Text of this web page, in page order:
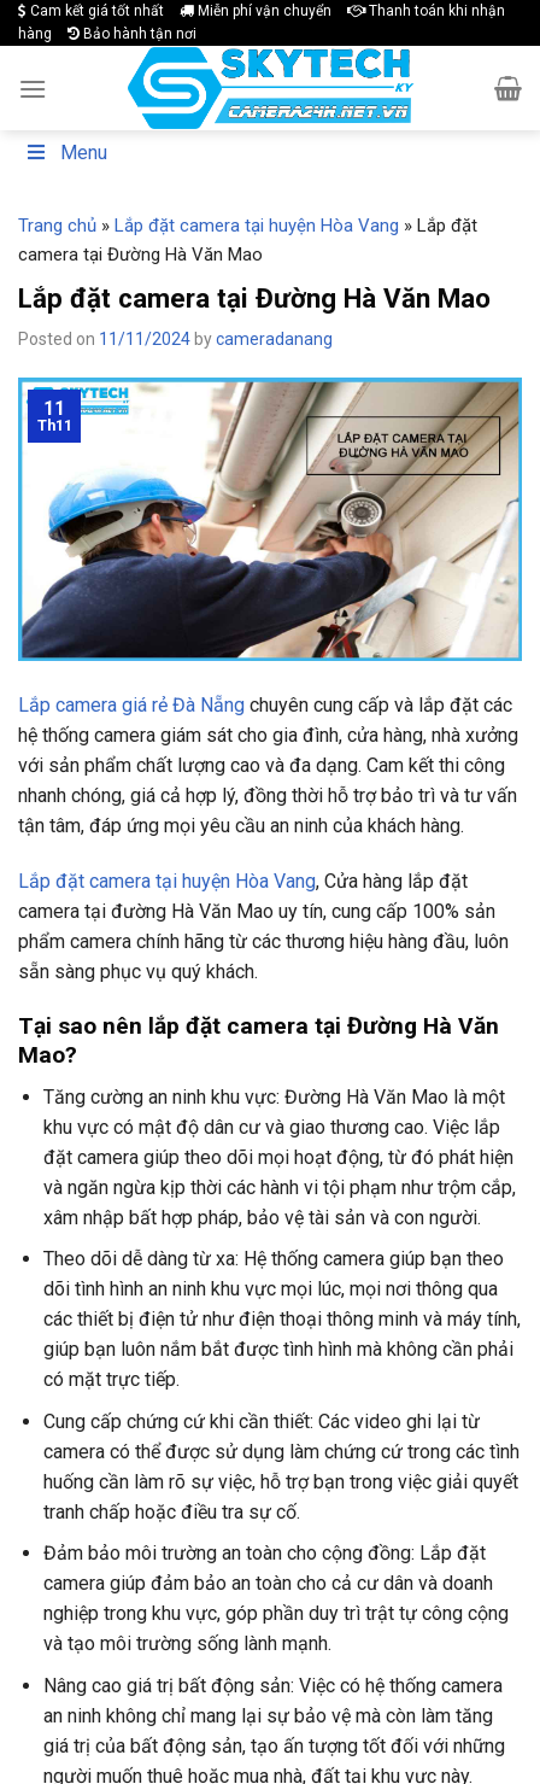
Skip
to
Cam kết giá tốt nhất Miễn phí vận chuyển
Thanh toán khi nhận
hàng
Bảo hành tận nơi
Menu
Trang chủ » Lắp đặt camera tại huyện Hòa Vang » Lắp đặt
camera tại Đường Hà Văn Mao
Lắp đặt camera tại Đường Hà Văn Mao
Posted on 11/11/2024 bycameradanang
11
Th11
Lắp camera giá rẻ Đà Nẵng chuyên cung cấp và lắp đặt các
hệ thống camera giám sát cho gia đình, cửa hàng, nhà xưởng
với sản phẩm chất lượng cao và đa dạng. Cam kết thi công
nhanh chóng, giá cả hợp lý, đồng thời hỗ trợ bảo trì và tư vấn
tận tâm, đáp ứng mọi yêu cầu an ninh của khách hàng.
Lắp đặt camera tại huyện Hòa Vang, Cửa hàng lắp đặt
camera tại đường Hà Văn Mao uy tín, cung cấp 100% sản
phẩm camera chính hãng từ các thương hiệu hàng đầu, luôn
sẵn sàng phục vụ quý khách.
Tại sao nên lắp đặt camera tại Đường Hà Văn
Mao?
Tăng cường an ninh khu vực: Đường Hà Văn Mao là một
khu vực có mật độ dân cư và giao thương cao. Việc lắp
đặt camera giúp theo dõi mọi hoạt động, từ đó phát hiện
và ngăn ngừa kịp thời các hành vi tội phạm như trộm cắp,
xâm nhập bất hợp pháp, bảo vệ tài sản và con người.
Theo dõi dễ dàng từ xa: Hệ thống camera giúp bạn theo
dõi tình hình an ninh khu vực mọi lúc, mọi nơi thông qua
các thiết bị điện tử như điện thoại thông minh và máy tính,
giúp bạn luôn nắm bắt được tình hình mà không cần phải
có mặt trực tiếp.
Cung cấp chứng cứ khi cần thiết: Các video ghi lại từ
camera có thể được sử dụng làm chứng cứ trong các tình
huống cần làm rõ sự việc, hỗ trợ bạn trong việc giải quyết
tranh chấp hoặc điều tra sự cố.
Đảm bảo môi trường an toàn cho cộng đồng: Lắp đặt
camera giúp đảm bảo an toàn cho cả cư dân và doanh
nghiệp trong khu vực, góp phần duy trì trật tự công cộng
và tạo môi trường sống lành mạnh.
Nâng cao giá trị bất động sản: Việc có hệ thống camera
an ninh không chỉ mang lại sự bảo vệ mà còn làm tăng
giá trị của bất động sản, tạo ấn tượng tốt đối với những
người muốn thuê hoặc mua nhà, đất tại khu vực này.